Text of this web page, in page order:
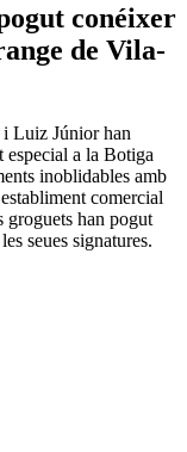
conéixer
de Vila-
Luiz Júnior han
especial a la Botiga
inoblidables amb
comercial
han pogut
seues signatures.